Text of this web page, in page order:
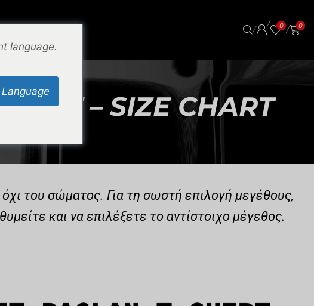
/
/ 0 / 0
– SIZE CHART
του σώματος. Για τη σωστή επιλογή μεγέθους,
και να επιλέξετε το αντίστοιχο μέγεθος.
language.